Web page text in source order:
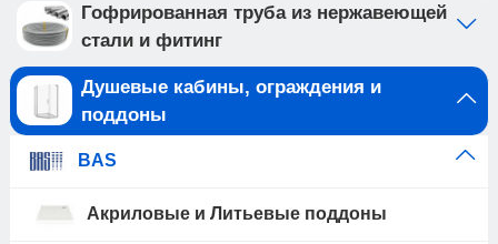
Гофрированная труба из нержавеющей
стали и фитинг
Душевые кабины, ограждения и
поддоны
BAS
Акриловые и Литьевые поддоны